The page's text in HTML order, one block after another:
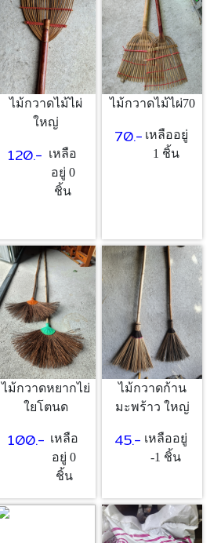
ไม้กวาดไม้ไผ่
ใหญ่
120.- เหลือ
อยู่ 0
ชิ้น
ไม้กวาดไม้ไผ่70
70.- เหลืออยู่
1 ชิ้น
ไม้กวาดหยากไย่
ใยโตนด
100.- เหลือ
อยู่ 0
ชิ้น
ไม้กวาดก้าน
มะพร้าว ใหญ่
45.- เหลืออยู่
-1 ชิ้น